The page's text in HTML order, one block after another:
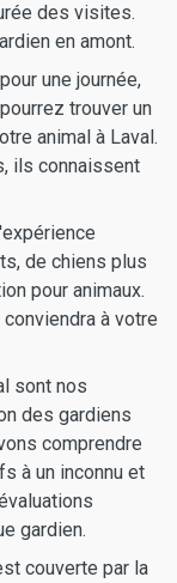
des visites.
en amont.
une journée,
trouver un
animal à Laval.
ils connaissent
de chiens plus
pour animaux.
à votre
sont nos
des gardiens
comprendre
à un inconnu et
gardien.
couverte par la